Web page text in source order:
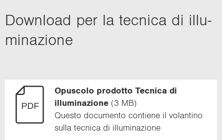
e
Do­wn­load per la tec­ni­ca di il­lu­
mi­na­zio­ne
Opuscolo prodotto Tecnica di
illuminazione (3 MB)
Que­sto do­cu­men­to con­tie­ne il vo­lan­ti­no
sulla tec­ni­ca di il­lu­mi­na­zio­ne